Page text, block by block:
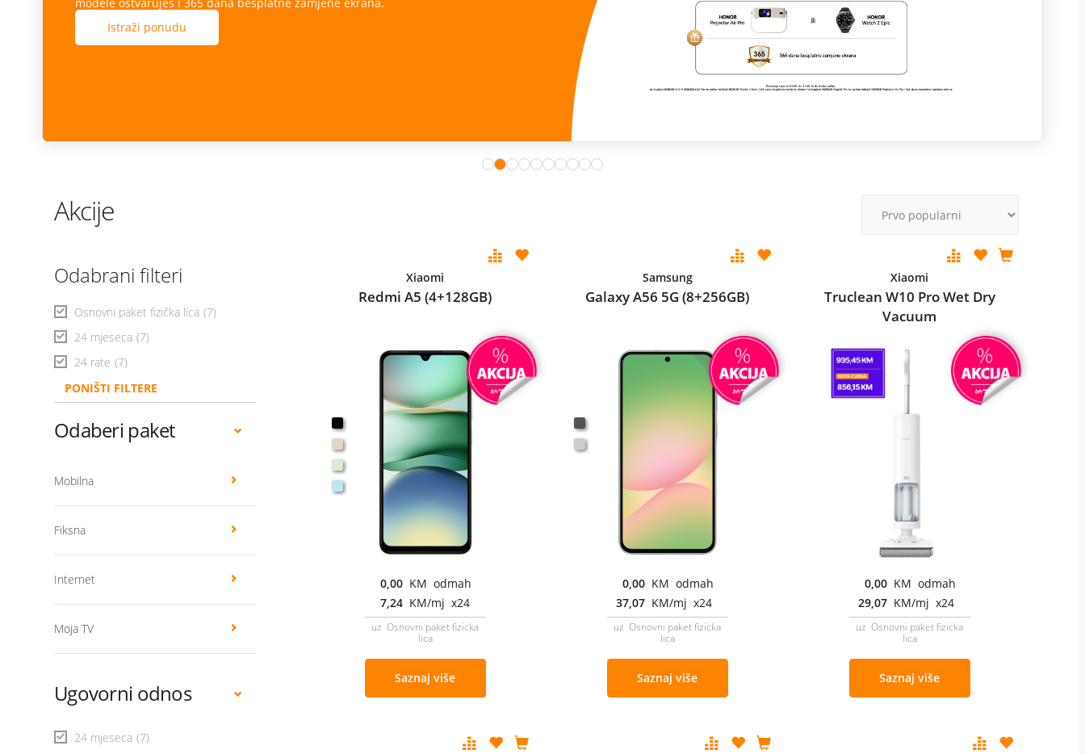
Istraži ponudu
Akcije
Odabrani filteri
Osnovni paket fizička lica (7)
24 mjeseca (7)
24 rate (7)
PONIŠTI FILTERE
Odaberi paket
Mobilna
Fiksna
Internet
Moja TV
Ugovorni odnos
24 mjeseca (7)
Xiaomi
Redmi A5 (4+128GB)
0,00 KM odmah
7,24 KM/mj x24
uz Osnovni paket fizicka
lica
Saznaj više
Samsung
Galaxy A56 5G (8+256GB)
0,00 KM odmah
37,07 KM/mj x24
uz Osnovni paket fizicka
lica
Saznaj više
Xiaomi
Truclean W10 Pro Wet Dry
Vacuum
0,00 KM odmah
29,07 KM/mj x24
uz Osnovni paket fizicka
lica
Saznaj više